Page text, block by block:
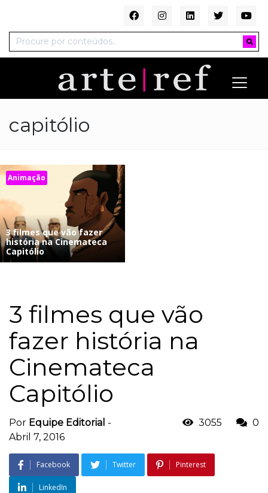
capitólio
Animação
3 filmes que vão fazer
história na Cinemateca
Capitólio
3 filmes que vão
fazer história na
Cinemateca
Capitólio
Por Equipe Editorial -
Abril 7, 2016
3055 0
Facebook Twitter Pinterest
LinkedIn